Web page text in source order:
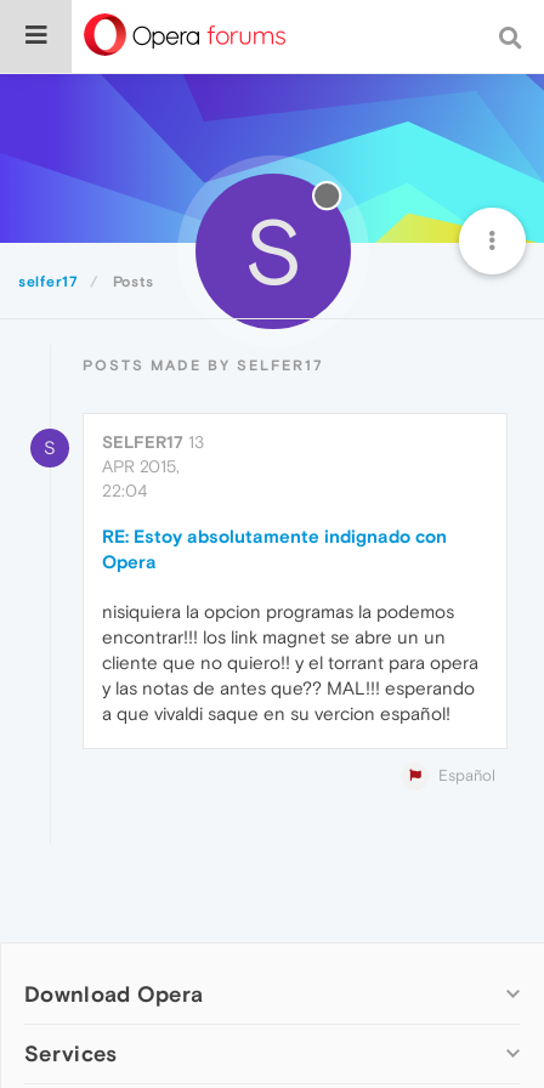
selfer17 Posts S
POSTS MADE BY SELFER17
S SELFER17 13
APR 2015,
22:04
RE: Estoy absolutamente indignado con
Opera
nisiquiera la opcion programas la podemos
encontrar!!! los link magnet se abre un un
cliente que no quiero!! y el torrant para opera
y las notas de antes que?? MAL!!! esperando
a que vivaldi saque en su vercion español!
Español
Download Opera
Computer browsers
Services